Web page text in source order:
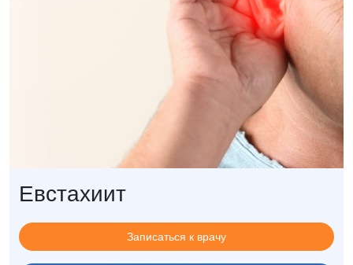
Евстахиит
Записаться к врачу